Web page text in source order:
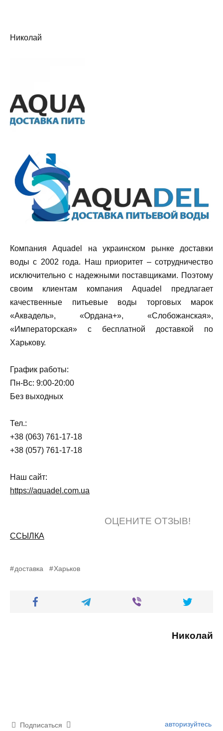
Николай
Компания Aquadel на украинском рынке доставки
воды с 2002 года. Наш приоритет – сотрудничество
исключительно с надежными поставщиками. Поэтому
своим клиентам компания Aquadel предлагает
качественные питьевые воды торговых марок
«Аквадель», «Ордана+», «Слобожанская»,
«Императорская» с бесплатной доставкой по
Харькову.
График работы:
Пн-Вс: 9:00-20:00
Без выходных
Тел.:
+38 (063) 761-17-18
+38 (057) 761-17-18
Наш сайт:
https://aquadel.com.ua
ОЦЕНИТЕ ОТЗЫВ!
ССЫЛКА
доставка Харьков
Николай
Подписаться авторизуйтесь